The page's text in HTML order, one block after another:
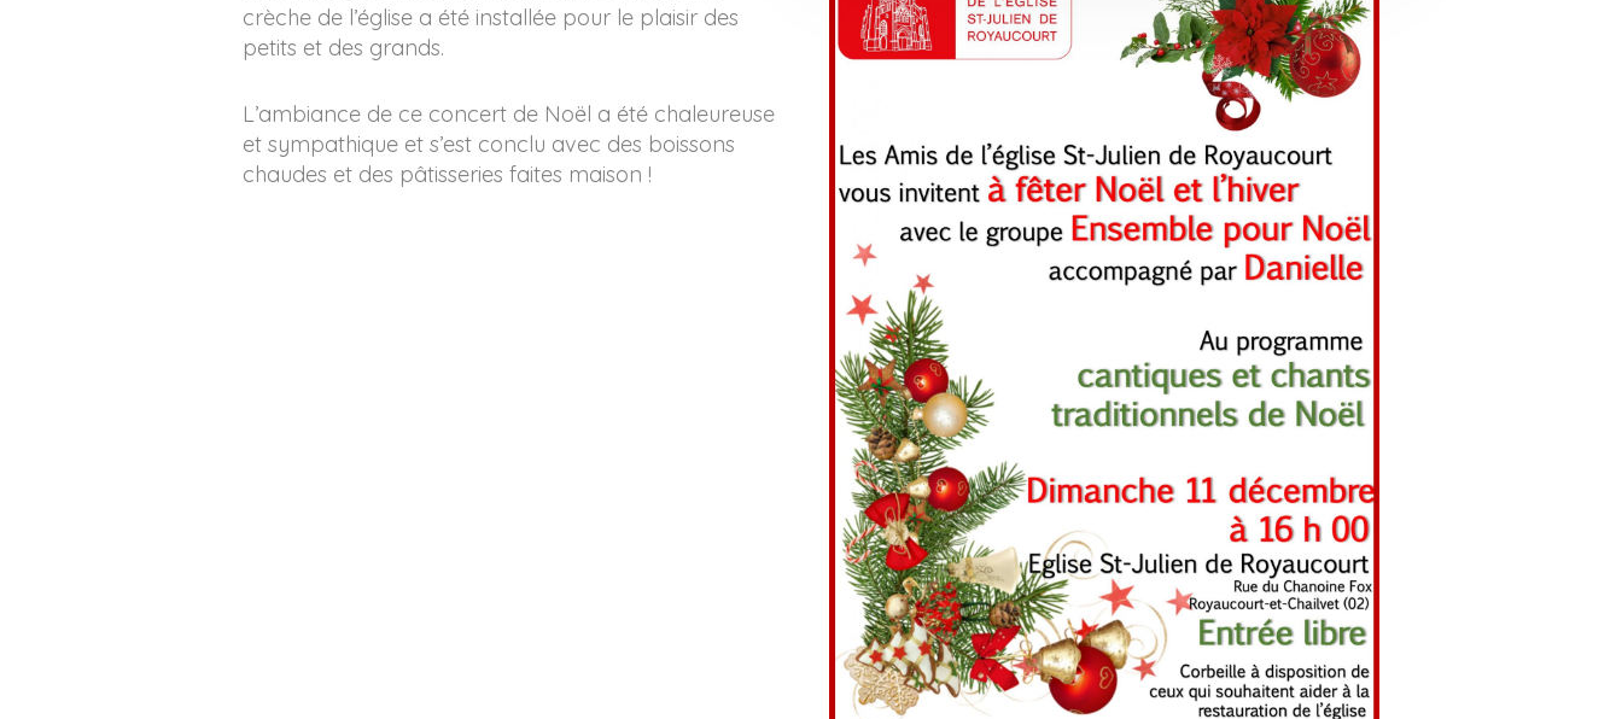
crèche de l’église a été installée pour le plaisir des
petits et des grands.
L’ambiance de ce concert de Noël a été chaleureuse
et sympathique et s’est conclu avec des boissons
chaudes et des pâtisseries faites maison !